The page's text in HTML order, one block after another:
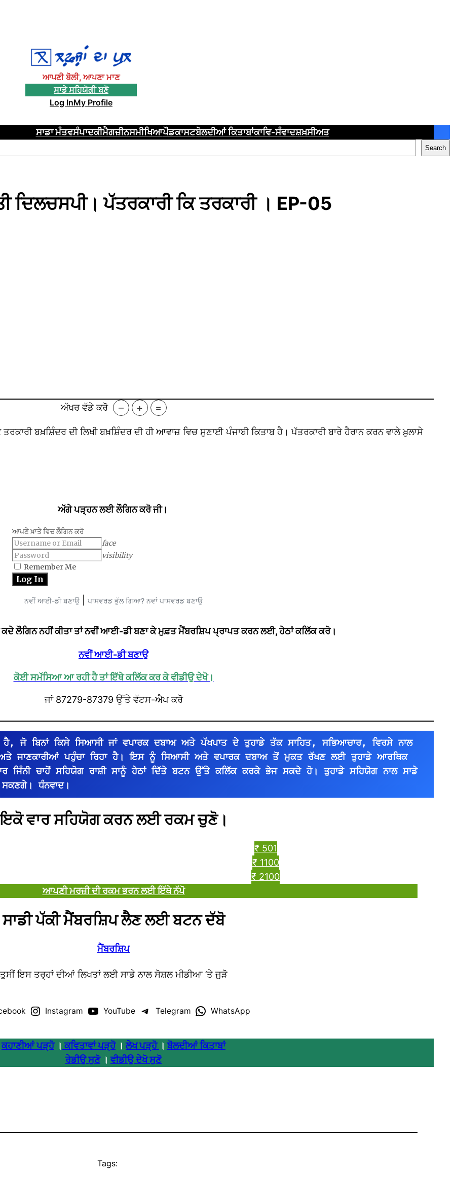
ਆਪਣੀ ਬੋਲੀ, ਆਪਣਾ ਮਾਣ
ਸਾਡੇ ਸਹਿਯੋਗੀ ਬਣੋ
Log InMy Profile
ਸਾਡਾ ਮੰਤਵਸੰਪਾਦਕੀਮੈਗਜ਼ੀਨਸਮੀਖਿਆਪੌਡਕਾਸਟਬੋਲਦੀਆਂ ਕਿਤਾਬਾਂਕਾਵਿ-ਸੰਵਾਦਸ਼ਖ਼ਸੀਅਤ
Search
ਦਿਲਚਸਪੀ। ਪੱਤਰਕਾਰੀ ਕਿ ਤਰਕਾਰੀ । EP-05
ਅੱਖਰ ਵੱਡੇ ਕਰੋ – + =
ਬਖ਼ਸ਼ਿੰਦਰ ਦੀ ਲਿਖੀ ਬਖ਼ਸ਼ਿੰਦਰ ਦੀ ਹੀ ਆਵਾਜ਼ ਵਿਚ ਸੁਣਾਈ ਪੰਜਾਬੀ ਕਿਤਾਬ ਹੈ। ਪੱਤਰਕਾਰੀ ਬਾਰੇ ਹੈਰਾਨ ਕਰਨ ਵਾਲੇ ਖ਼ੁਲਾਸੇ
ਅੱਗੇ ਪੜ੍ਹਨ ਲਈ ਲੌਗਿਨ ਕਰੋ ਜੀ।
ਆਪਣੇ ਖ਼ਾਤੇ ਵਿਚ ਲੌਗਿਨ ਕਰੋ
face
visibility
Remember Me
ਨਵੀਂ ਆਈ-ਡੀ ਬਣਾਉ| ਪਾਸਵਰਡ ਭੁੱਲ ਗਿਆ? ਨਵਾਂ ਪਾਸਵਰਡ ਬਣਾਉ
ਲੌਗਿਨ ਨਹੀਂ ਕੀਤਾ ਤਾਂ ਨਵੀਂ ਆਈ-ਡੀ ਬਣਾ ਕੇ ਮੁਫ਼ਤ ਮੈਂਬਰਸ਼ਿਪ ਪ੍ਰਾਪਤ ਕਰਨ ਲਈ, ਹੇਠਾਂ ਕਲਿੱਕ ਕਰੋ।
ਨਵੀਂ ਆਈ-ਡੀ ਬਣਾਉ
ਕੋਈ ਸਮੱਸਿਆ ਆ ਰਹੀ ਹੈ ਤਾਂ ਇੱਥੇ ਕਲਿੱਕ ਕਰ ਕੇ ਵੀਡੀਉ ਦੇਖੋ।
ਜਾਂ 87279-87379 ਉੱਤੇ ਵੱਟਸ-ਐਪ ਕਰੋ
ਜੋ ਬਿਨਾਂ ਕਿਸੇ ਸਿਆਸੀ ਜਾਂ ਵਪਾਰਕ ਦਬਾਅ ਅਤੇ ਪੱਖਪਾਤ ਦੇ ਤੁਹਾਡੇ ਤੱਕ ਸਾਹਿਤ, ਸਭਿਆਚਾਰ, ਵਿਰਸੇ ਨਾਲ
ਜਾਣਕਾਰੀਆਂ ਪਹੁੰਚਾ ਰਿਹਾ ਹੈ। ਇਸ ਨੂੰ ਸਿਆਸੀ ਅਤੇ ਵਪਾਰਕ ਦਬਾਅ ਤੋਂ ਮੁਕਤ ਰੱਖਣ ਲਈ ਤੁਹਾਡੇ ਆਰਥਿਕ
ਜਿੰਨੀ ਚਾਹੋਂ ਸਹਿਯੋਗ ਰਾਸ਼ੀ ਸਾਨੂੰ ਹੇਠਾਂ ਦਿੱਤੇ ਬਟਨ ਉੱਤੇ ਕਲਿੱਕ ਕਰਕੇ ਭੇਜ ਸਕਦੇ ਹੋ। ਤੁਹਾਡੇ ਸਹਿਯੋਗ ਨਾਲ ਸਾਡੇ
ਧੰਨਵਾਦ।
ਵਾਰ ਸਹਿਯੋਗ ਕਰਨ ਲਈ ਰਕਮ ਚੁਣੋ।
₹ 501
₹ 1100
₹ 2100
ਆਪਣੀ ਮਰਜ਼ੀ ਦੀ ਰਕਮ ਭਰਨ ਲਈ ਇੱਥੇ ਨੱਪੋ
ਸਾਡੀ ਪੱਕੀ ਮੈਂਬਰਸ਼ਿਪ ਲੈਣ ਲਈ ਬਟਨ ਦੱਬੋ
ਮੈਂਬਰਸ਼ਿਪ
ਤੁਸੀਂ ਇਸ ਤਰ੍ਹਾਂ ਦੀਆਂ ਲਿਖਤਾਂ ਲਈ ਸਾਡੇ ਨਾਲ ਸੋਸ਼ਲ ਮੀਡੀਆ ’ਤੇ ਜੁੜੋ
Instagram YouTube Telegram WhatsApp
ਕਹਾਣੀਆਂ ਪੜ੍ਹੋ। ਕਵਿਤਾਵਾਂ ਪੜ੍ਹੋ।ਲੇਖ ਪੜ੍ਹੋ । ਬੋਲਦੀਆਂ ਕਿਤਾਬਾਂ
ਰੇਡੀਉ ਸੁਣੋ। ਵੀਡੀਉ ਦੇਖੋ ਸੁਣੋ
Tags: